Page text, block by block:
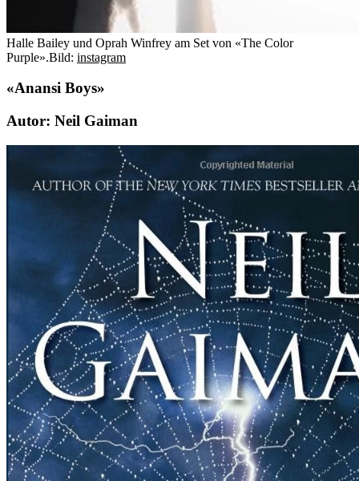
Halle Bailey und Oprah Winfrey am Set von «The Color
Purple».Bild: instagram
«Anansi Boys»
Autor: Neil Gaiman